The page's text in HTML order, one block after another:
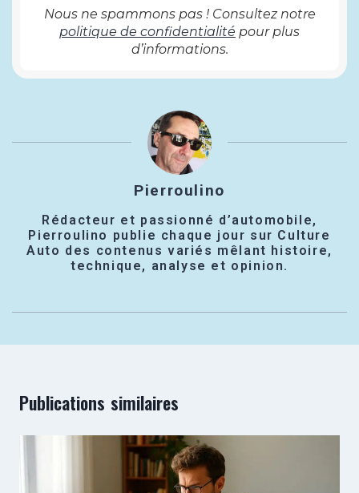
Nous ne spammons pas ! Consultez notre
politique de confidentialité pour plus
d’informations.
Pierroulino
Rédacteur et passionné d’automobile,
Pierroulino publie chaque jour sur Culture
Auto des contenus variés mêlant histoire,
technique, analyse et opinion.
Publications similaires